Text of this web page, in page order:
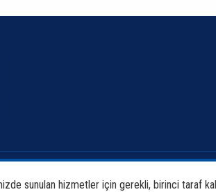
Bankacılık
sunulan hizmetler için gerekli, birinci taraf